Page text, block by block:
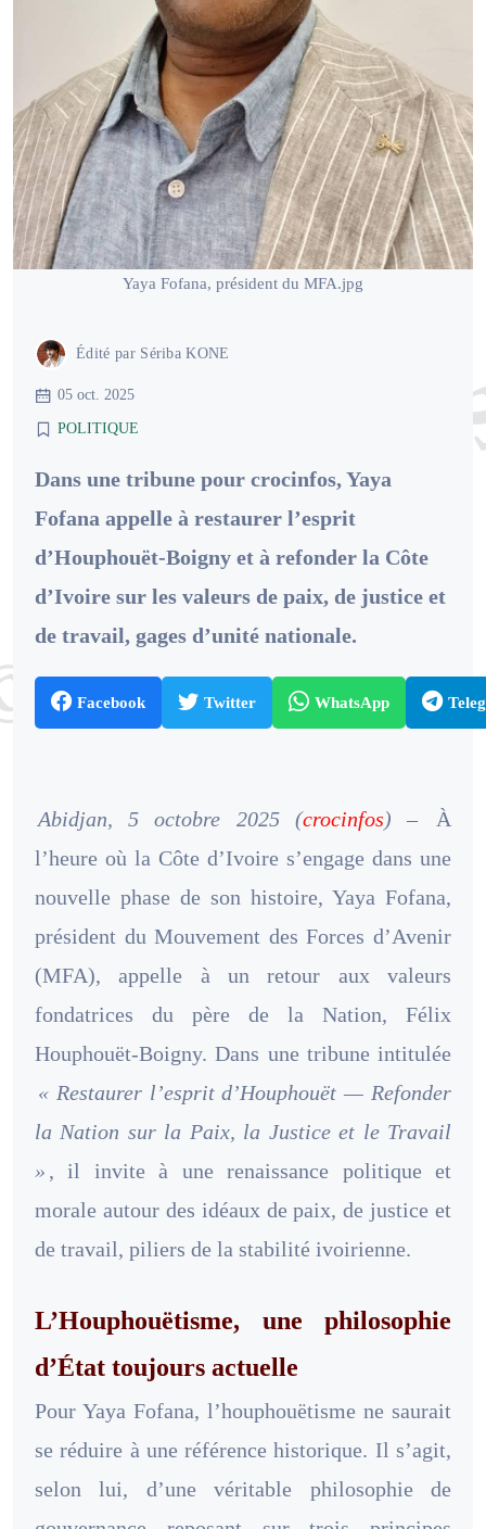
Yaya Fofana, président du MFA.jpg
Édité par Sériba KONE
05 oct. 2025
POLITIQUE
Dans une tribune pour crocinfos, Yaya
Fofana appelle à restaurer l’esprit
d’Houphouët-Boigny et à refonder la Côte
d’Ivoire sur les valeurs de paix, de justice et
de travail, gages d’unité nationale.
Facebook Twitter WhatsApp
Abidjan, 5 octobre 2025 (crocinfos) –
À
l’heure où la Côte d’Ivoire s’engage dans une
nouvelle phase de son histoire, Yaya Fofana,
président du Mouvement des Forces d’Avenir
(MFA), appelle à un retour aux valeurs
fondatrices du père de la Nation, Félix
Houphouët-Boigny. Dans une tribune intitulée
« Restaurer l’esprit d’Houphouët — Refonder
la Nation sur la Paix, la Justice et le Travail
» , il invite à une renaissance politique et
morale autour des idéaux de paix, de justice et
de travail, piliers de la stabilité ivoirienne.
L’Houphouëtisme, une philosophie
d’État toujours actuelle
Pour Yaya Fofana, l’houphouëtisme ne saurait
se réduire à une référence historique. Il s’agit,
selon lui, d’une véritable philosophie de